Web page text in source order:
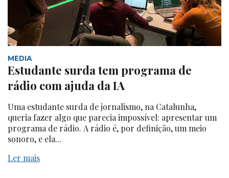
MEDIA
Estudante surda tem programa de
rádio com ajuda da IA
Uma estudante surda de jornalismo, na Catalunha,
queria fazer algo que parecia impossível: apresentar um
programa de rádio. A rádio é, por definição, um meio
sonoro, e ela...
Ler mais